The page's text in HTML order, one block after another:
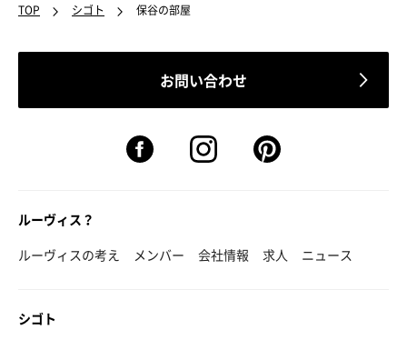
TOP シゴト 保谷の部屋
お問い合わせ
ルーヴィス？
ルーヴィスの考え
メンバー 会社情報 求人 ニュース
シゴト